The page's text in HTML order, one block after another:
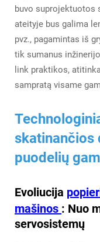
buvo suprojektuotos
ateityje bus galima
pvz., pagamintas iš
tik sumanus
link praktikos,
sampratą visame
skatinančios
puodelių
Evoliucija
mašinos : Nuo
servosistemų